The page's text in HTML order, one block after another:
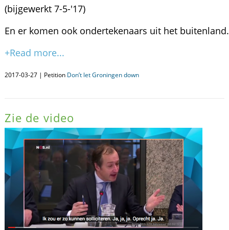
(bijgewerkt 7-5-'17)
En er komen ook ondertekenaars uit het buitenland.
+Read more...
2017-03-27 | Petition Don’t let Groningen down
Zie de video